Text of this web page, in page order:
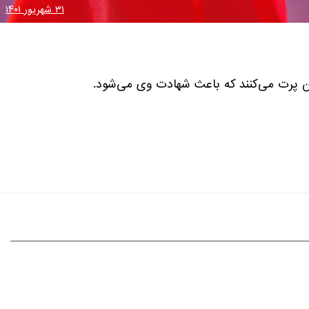
۳۱ شهریور ۱۴۰۱